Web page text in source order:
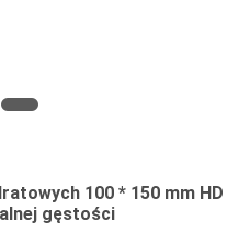
100 * 150 mm HD
gęstości